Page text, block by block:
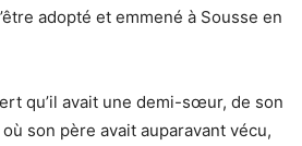
adopté et emmené à Sousse en
qu’il avait une demi-sœur, de son
son père avait auparavant vécu,